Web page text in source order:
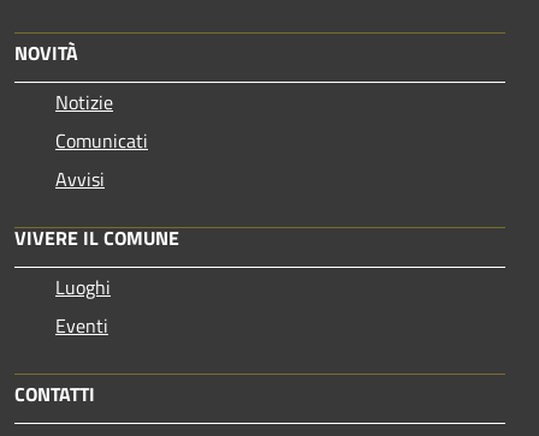
NOVITÀ
Notizie
Comunicati
Avvisi
VIVERE IL COMUNE
Luoghi
Eventi
CONTATTI